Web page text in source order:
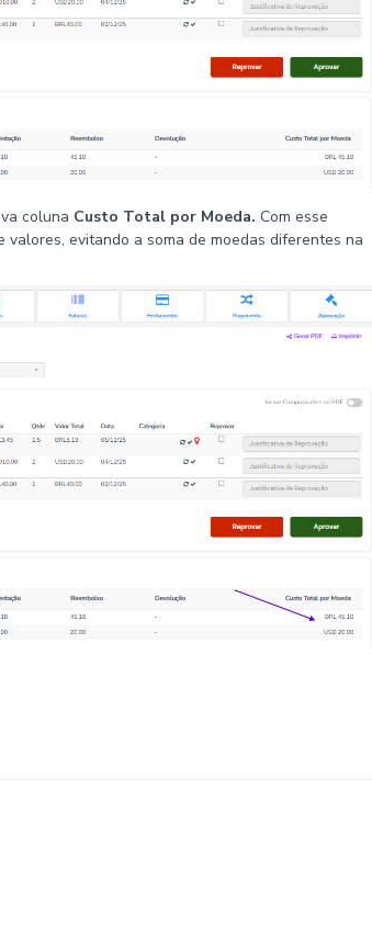
coluna Custo Total por Moeda. Com esse
evitando a soma de moedas diferentes na